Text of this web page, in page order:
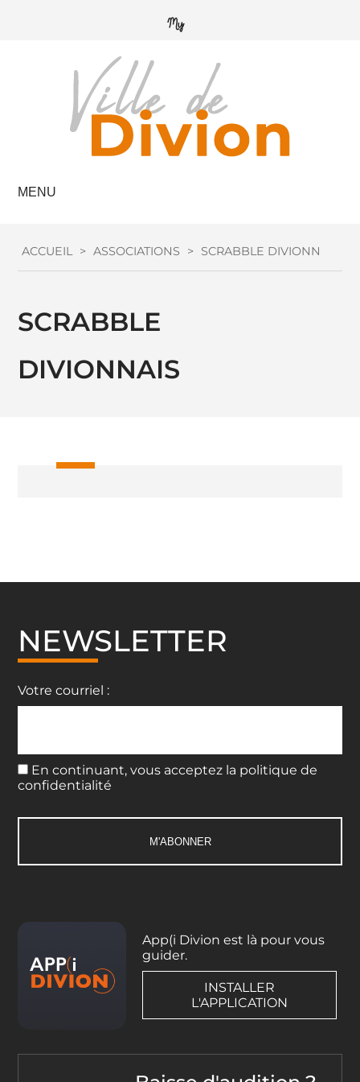
MENU
ACCUEIL > ASSOCIATIONS > SCRABBLE DIVIONNAIS
SCRABBLE
DIVIONNAIS
NEWSLETTER
Votre courriel :
En continuant, vous acceptez la politique de
confidentialité
App(i Divion est là pour vous
guider.
INSTALLER
L'APPLICATION